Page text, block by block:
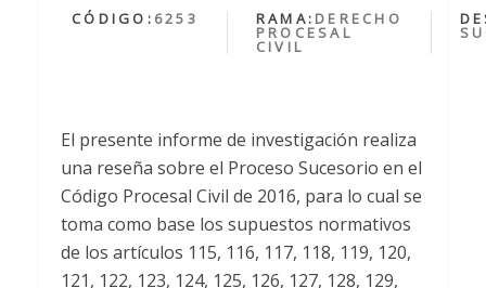
CÓDIGO: 6253 RAMA: DERECHO
PROCESAL
CIVIL
El presente informe de investigación realiza
una reseña sobre el Proceso Sucesorio en el
Código Procesal Civil de 2016, para lo cual se
toma como base los supuestos normativos
de los artículos 115, 116, 117, 118, 119, 120,
121, 122, 123, 124, 125, 126, 127, 128, 129,